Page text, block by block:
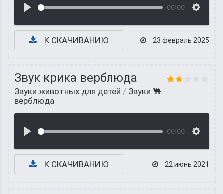
00:00
К СКАЧИВАНИЮ 23 февраль 2025
Звук крика верблюда
Звуки животных для детей / Звуки 🐫
верблюда
00:00
К СКАЧИВАНИЮ 22 июнь 2021